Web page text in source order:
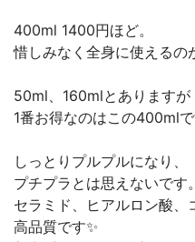
400ml 1400円ほど。
惜しみなく全身に使える
50ml、160mlとありますが
1番お得なのはこの400mlで
しっとりプルプルになり、
プチプラとは思えないです。
セラミド、ヒアルロン酸、
高品質です✨